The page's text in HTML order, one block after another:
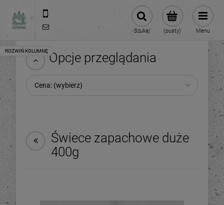
(pusty)
Szukaj Menu
Opcje przeglądania
Cena: (wybierz)
Świece zapachowe duże
400g